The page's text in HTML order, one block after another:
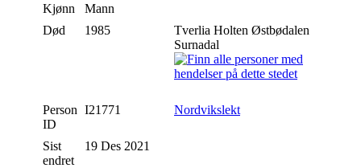
Kjønn
Mann
Død
1985
Tverlia Holten Østbødalen
Surnadal
Person
ID
I21771 Nordvikslekt
Sist
endret
19 Des 2021